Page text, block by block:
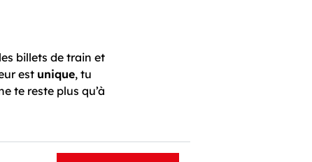
billets de train et
est unique, tu
te reste plus qu’à